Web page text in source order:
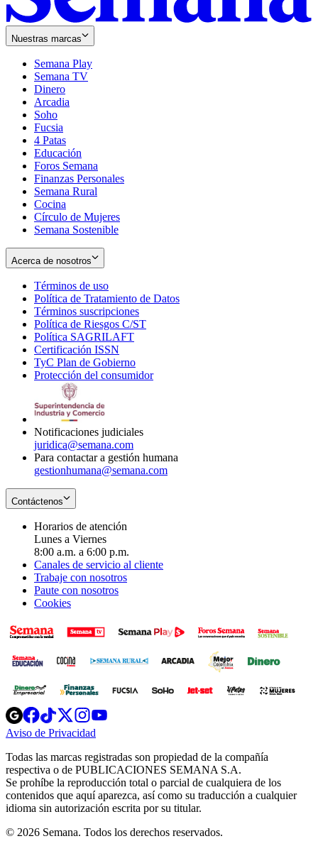
Nuestras marcas
Semana Play
Semana TV
Dinero
Arcadia
Soho
in
new
window
Fucsia
in
new
window
4 Patas
Educación
Foros Semana
Finanzas Personales
Semana Rural
Cocina
Círculo de Mujeres
Semana Sostenible
Acerca de nosotros
Términos de uso
in
new
window
Política de Tratamiento de Datos
Términos suscripciones
in
Política de Riesgos C/ST
Política SAGRILAFT
new
window
Certificación ISSN
in
new
TyC Plan de Gobierno
in
Protección del consumidorOpens
Notificaciones judiciales
juridica@semana.com
Para contactar a gestión humana
gestionhumana@semana.com
Contáctenos
Horarios de atención
Lunes a Viernes
8:00 a.m. a 6:00 p.m.
Canales de servicio al cliente
Trabaje con nosotros
Paute con nosotros
Cookies
Opens
in
new
Opens
in
new
Opens
in
new
window
Opens
new
windowwindow
Aviso de Privacidad
new
window
Todas las marcas registradas son propiedad de la compañía
respectiva o de PUBLICACIONES SEMANA S.A.
Se prohíbe la reproducción total o parcial de cualquiera de los
contenidos que aquí aparezca, así como su traducción a cualquier
idioma sin autorización escrita por su titular.
© 2026 Semana. Todos los derechos reservados.